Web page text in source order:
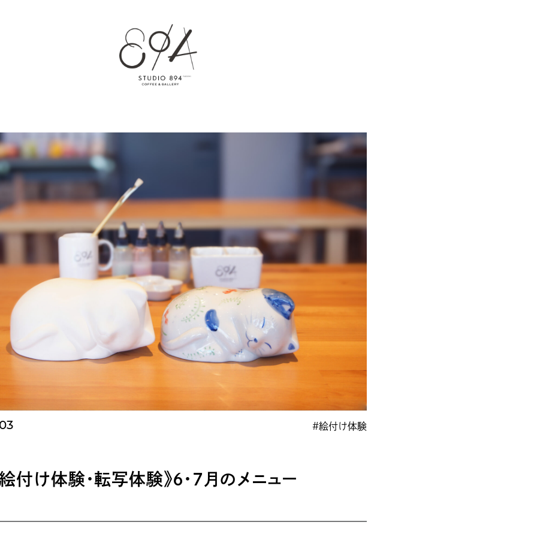
鑑賞する
ギャラリー 憩う
コーヒースタンド
#絵付け体験
付け体験・転写体験》6・7月のメニュー